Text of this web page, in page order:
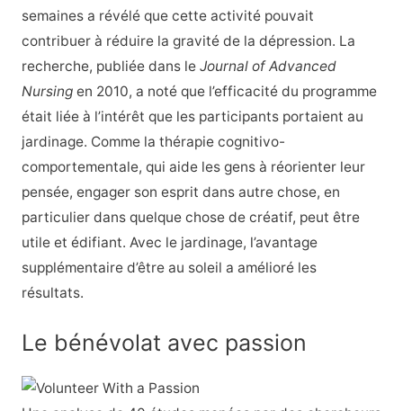
semaines a révélé que cette activité pouvait
contribuer à réduire la gravité de la dépression. La
recherche, publiée dans le Journal of Advanced
Nursingen 2010, a noté que l’efficacité du programme
était liée à l’intérêt que les participants portaient au
jardinage. Comme la thérapie cognitivo-
comportementale, qui aide les gens à réorienter leur
pensée, engager son esprit dans autre chose, en
particulier dans quelque chose de créatif, peut être
utile et édifiant. Avec le jardinage, l’avantage
supplémentaire d’être au soleil a amélioré les
résultats.
Le bénévolat avec passion